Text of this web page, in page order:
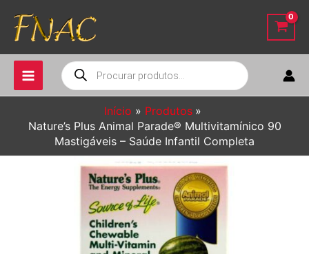
para
conteúdo
Pesquisar
produtos
Início
Produtos
Nature’s Plus Animal Parade® Multivitamínico 90
Mastigáveis – Saúde Infantil Completa